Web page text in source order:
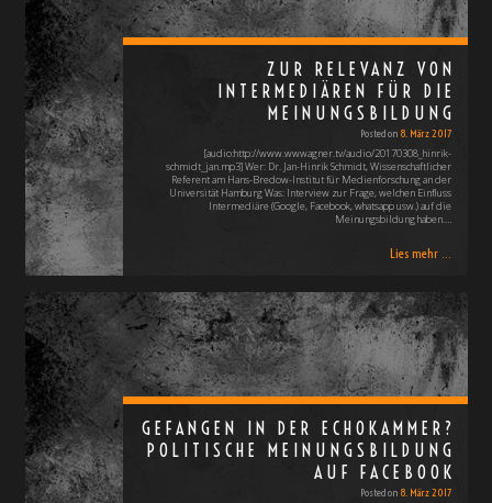
ZUR RELEVANZ VON
INTERMEDIÄREN FÜR DIE
MEINUNGSBILDUNG
Posted on 8. März 2017
[audio:http://www.wwwagner.tv/audio/20170308_hinrik-
schmidt_jan.mp3] Wer: Dr. Jan-Hinrik Schmidt, Wissenschaftlicher
Referent am Hans-Bredow-Institut für Medienforschung an der
Universität Hamburg Was: Interview zur Frage, welchen Einfluss
Intermediäre (Google, Facebook, whatsapp usw.) auf die
Meinungsbildung haben.…
Lies mehr ...
GEFANGEN IN DER ECHOKAMMER?
POLITISCHE MEINUNGSBILDUNG
AUF FACEBOOK
Posted on 8. März 2017